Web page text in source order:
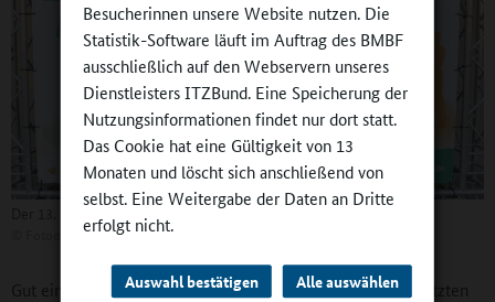
Besucherinnen unsere Website nutzen. Die
Statistik-Software läuft im Auftrag des BMBF
ausschließlich auf den Webservern unseres
Dienstleisters ITZBund. Eine Speicherung der
Nutzungsinformationen findet nur dort statt.
Das Cookie hat eine Gültigkeit von 13
Monaten und löscht sich anschließend von
selbst. Eine Weitergabe der Daten an Dritte
erfolgt nicht.
Auswahl bestätigen Alle auswählen
Der 13. Demokratietag mit 800 Teilnehmenden.
Fotodesign Michael Schlotterbeck Ingelheim
Gut ein Drittel der Aussteller und Angebote auf unserem letzten